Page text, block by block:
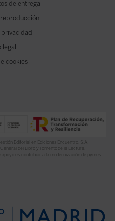
de entrega
reproducción
privacidad
legal
cookies
Editorial en Ediciones Encuentro, S.A.
del Libro y Fomento de la Lectura,
es contribuir a la modernización de pymes